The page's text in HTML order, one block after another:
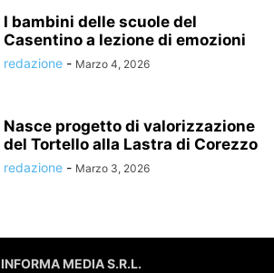
I bambini delle scuole del
Casentino a lezione di emozioni
redazione - Marzo 4, 2026
Nasce progetto di valorizzazione
del Tortello alla Lastra di Corezzo
redazione - Marzo 3, 2026
INFORMA MEDIA S.R.L.